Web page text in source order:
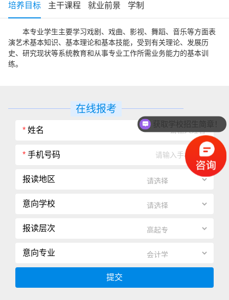
培养目标 主干课程 就业前景 学制
本专业学生主要学习戏剧、戏曲、影视、舞蹈、音乐等方面表
演艺术基本知识、基本理论和基本技能，受到有关理论、发展历
史、研究现状等系统教育和从事专业工作所需业务能力的基本训
练。
在线报考
* 姓名
* 手机号码
报读地区
意向学校
报读层次
意向专业
提交
获取学校招生简章！